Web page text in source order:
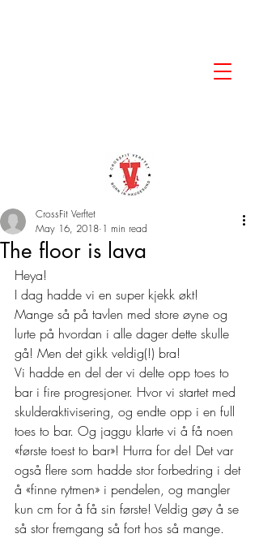
The floor is lava
CrossFit Verftet
May 16, 2018 1 min read
Heya!
I dag hadde vi en super kjekk økt!
Mange så på tavlen med store øyne og
lurte på hvordan i alle dager dette skulle
gå! Men det gikk veldig(!) bra!
Vi hadde en del der vi delte opp toes to
bar i fire progresjoner. Hvor vi startet med
skulderaktivisering, og endte opp i en full
toes to bar. Og jaggu klarte vi å få noen
«første toest to bar»! Hurra for de! Det var
også flere som hadde stor forbedring i det
å «finne rytmen» i pendelen, og mangler
kun cm for å få sin første! Veldig gøy å se
så stor fremgang så fort hos så mange.